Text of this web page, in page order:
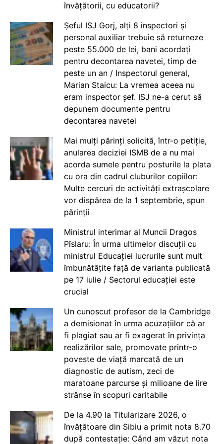
învățătorii, cu educatorii?
Șeful ISJ Gorj, alți 8 inspectori și
personal auxiliar trebuie să returneze
peste 55.000 de lei, bani acordați
pentru decontarea navetei, timp de
peste un an / Inspectorul general,
Marian Staicu: La vremea aceea nu
eram inspector șef. ISJ ne-a cerut să
depunem documente pentru
decontarea navetei
Mai mulți părinți solicită, într-o petiție,
anularea deciziei ISMB de a nu mai
acorda sumele pentru posturile la plata
cu ora din cadrul cluburilor copiilor:
Multe cercuri de activități extrașcolare
vor dispărea de la 1 septembrie, spun
părinții
Ministrul interimar al Muncii Dragos
Pîslaru: În urma ultimelor discuții cu
ministrul Educației lucrurile sunt mult
îmbunătățite față de varianta publicată
pe 17 iulie / Sectorul educației este
crucial
Un cunoscut profesor de la Cambridge
a demisionat în urma acuzațiilor că ar
fi plagiat sau ar fi exagerat în privința
realizărilor sale, promovate printr-o
poveste de viață marcată de un
diagnostic de autism, zeci de
maratoane parcurse și milioane de lire
strânse în scopuri caritabile
De la 4.90 la Titularizare 2026, o
învățătoare din Sibiu a primit nota 8.70
după contestație: Când am văzut nota